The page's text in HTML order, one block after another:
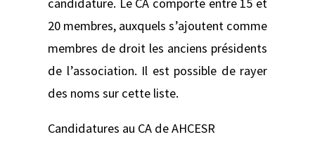
20 membres, auxquels s’ajoutent comme
membres de droit les anciens présidents
de l’association. Il est possible de rayer
des noms sur cette liste.
Candidatures au CA de AHCESR